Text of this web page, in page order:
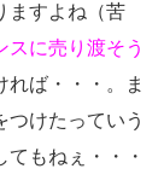
ますよね（苦
スに売り渡そう
れば・・・。ま
つけたっていう
もねぇ・・・